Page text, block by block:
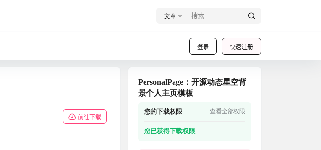
文章
登录 快速注册
前往下载
PersonalPage：开源动态星空背
景个人主页模板
您的下载权限 查看全部权限
您已获得下载权限